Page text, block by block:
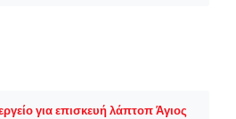
για επισκευή λάπτοπ Άγιος